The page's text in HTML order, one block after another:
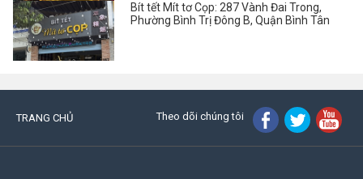
Bít tết Mít tơ Cọp: 287 Vành Đai Trong,
Phường Bình Trị Đông B, Quận Bình Tân
TRANG CHỦ Theo dõi chúng tôi